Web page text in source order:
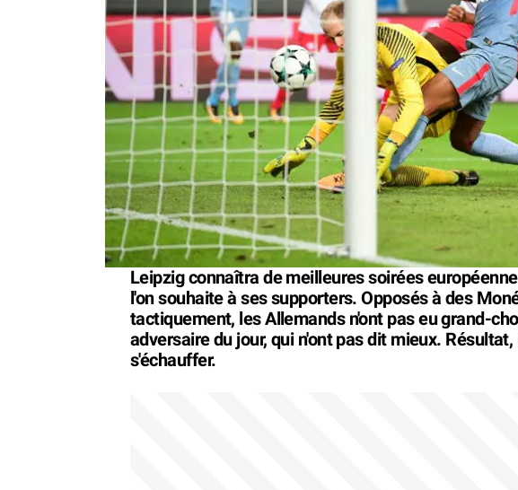
Leipzig connaîtra de meilleures soirées
l'on souhaite à ses supporters. Opposés à des
tactiquement, les Allemands n'ont pas eu grand-
adversaire du jour, qui n'ont pas dit mieux.
s'échauffer.